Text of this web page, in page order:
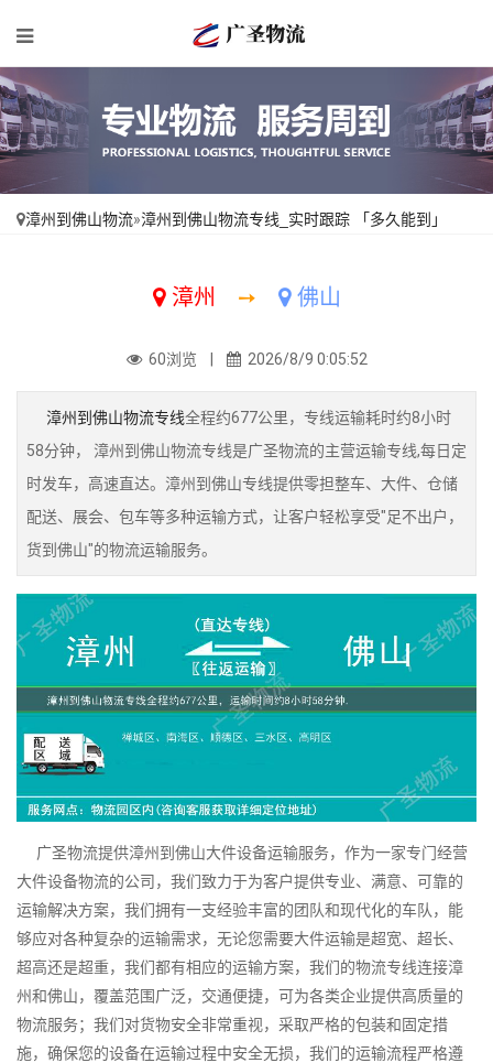
漳州到佛山物流»漳州到佛山物流专线_实时跟踪 「多久能到」
漳州 ➙ 佛山
60浏览 | 2026/8/9 0:05:52
漳州到佛山物流专线全程约677公里，专线运输耗时约8小时
58分钟， 漳州到佛山物流专线是广圣物流的主营运输专线,每日定
时发车，高速直达。漳州到佛山专线提供零担整车、大件、仓储
配送、展会、包车等多种运输方式，让客户轻松享受"足不出户，
货到佛山"的物流运输服务。
广圣物流提供漳州到佛山大件设备运输服务，作为一家专门经营
大件设备物流的公司，我们致力于为客户提供专业、满意、可靠的
运输解决方案，我们拥有一支经验丰富的团队和现代化的车队，能
够应对各种复杂的运输需求，无论您需要大件运输是超宽、超长、
超高还是超重，我们都有相应的运输方案，我们的物流专线连接漳
州和佛山，覆盖范围广泛，交通便捷，可为各类企业提供高质量的
物流服务；我们对货物安全非常重视，采取严格的包装和固定措
施，确保您的设备在运输过程中安全无损，我们的运输流程严格遵